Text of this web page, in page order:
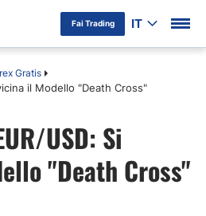
Fai Trading IT
Gratis
il Modello "Death Cross"
USD: Si
"Death Cross"